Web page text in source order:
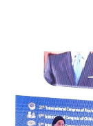
الأنظمة الذكية
الإعلام